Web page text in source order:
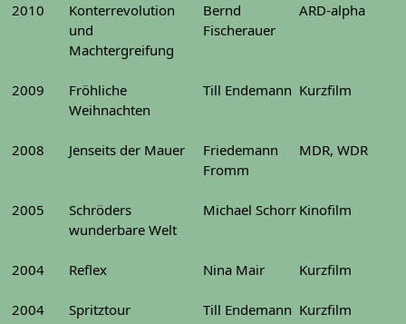
2010
Konterrevolution
und
Machtergreifung
Bernd
Fischerauer
ARD-alpha
2009
Fröhliche
Weihnachten
Till Endemann Kurzfilm
2008 Jenseits der Mauer
Friedemann
Fromm
MDR, WDR
2005
Schröders
wunderbare Welt
Michael Schorr Kinofilm
2004 Reflex Nina Mair Kurzfilm
2004 Spritztour Till Endemann Kurzfilm